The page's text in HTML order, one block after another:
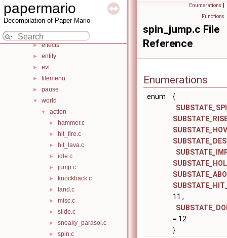
papermario
Decompilation of Paper Mario
► bss
► charset
► common
► effects
► entity
► evt
► filemenu
► pause
▼ world
▼ action
► hammer.c
► hit_fire.c
► hit_lava.c
► idle.c
► jump.c
► knockback.c
► land.c
► misc.c
► slide.c
► sneaky_parasol.c
► spin.c
Enumerations |
Functions
spin_jump.c File
Reference
Enumerations
enum
{
11 ,
= 12
}